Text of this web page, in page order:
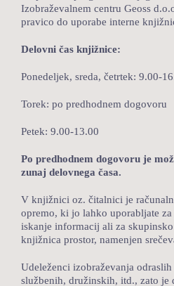
LOKALNA TOČKA SVOS
TEČAJI
KNJIŽNICA
60-LETNICA
Izobraževalnem centru Geoss
pravico do uporabe interne
Delovni čas knjižnice:
Ponedeljek, sreda, četrtek: 9.00-
Torek: po predhodnem dogovoru
Petek: 9.00-13.00
Po predhodnem dogovoru je
zunaj delovnega časa.
V knjižnici oz. čitalnici je
opremo, ki jo lahko uporabljate
iskanje informacij ali za
knjižnica prostor, namenjen
Udeleženci izobraževanja
službenih, družinskih, itd., zato je